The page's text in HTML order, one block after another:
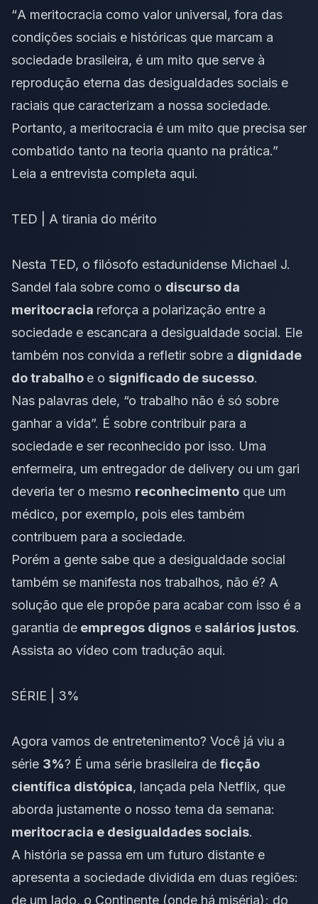
“A meritocracia como valor universal, fora das
condições sociais e históricas que marcam a
sociedade brasileira, é um mito que serve à
reprodução eterna das desigualdades sociais e
raciais que caracterizam a nossa sociedade.
Portanto, a meritocracia é um mito que precisa ser
combatido tanto na teoria quanto na prática.”
Leia a entrevista completa aqui.
TED | A tirania do mérito
Nesta TED, o filósofo estadunidense Michael J.
Sandel fala sobre como o discurso da
meritocracia reforça a polarização entre a
sociedade e escancara a desigualdade social. Ele
também nos convida a refletir sobre a dignidade
do trabalho e o significado de sucesso.
Nas palavras dele, “o trabalho não é só sobre
ganhar a vida”. É sobre contribuir para a
sociedade e ser reconhecido por isso. Uma
enfermeira, um entregador de delivery ou um gari
deveria ter o mesmo reconhecimento que um
médico, por exemplo, pois eles também
contribuem para a sociedade.
Porém a gente sabe que a desigualdade social
também se manifesta nos trabalhos, não é? A
solução que ele propõe para acabar com isso é a
garantia de empregos dignos e salários justos.
Assista ao vídeo com tradução aqui.
SÉRIE | 3%
Agora vamos de entretenimento? Você já viu a
série 3%? É uma série brasileira de ficção
científica distópica, lançada pela Netflix, que
aborda justamente o nosso tema da semana:
meritocracia e desigualdades sociais.
A história se passa em um futuro distante e
apresenta a sociedade dividida em duas regiões:
de um lado, o Continente (onde há miséria); do